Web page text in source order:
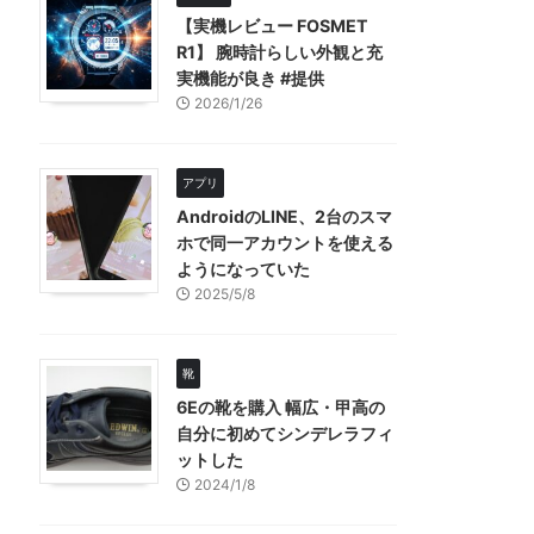
【実機レビュー FOSMET
R1】 腕時計らしい外観と充
実機能が良き #提供
2026/1/26
アプリ
AndroidのLINE、2台のスマ
ホで同一アカウントを使える
ようになっていた
2025/5/8
靴
6Eの靴を購入 幅広・甲高の
自分に初めてシンデレラフィ
ットした
2024/1/8